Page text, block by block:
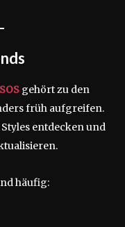
gehört zu den
früh aufgreifen.
entdecken und
häufig: